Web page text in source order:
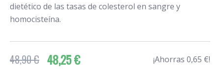
dietético de las tasas de colesterol en sangre y
homocisteína.
48,90 € 48,25 € ¡Ahorras 0,65 €!